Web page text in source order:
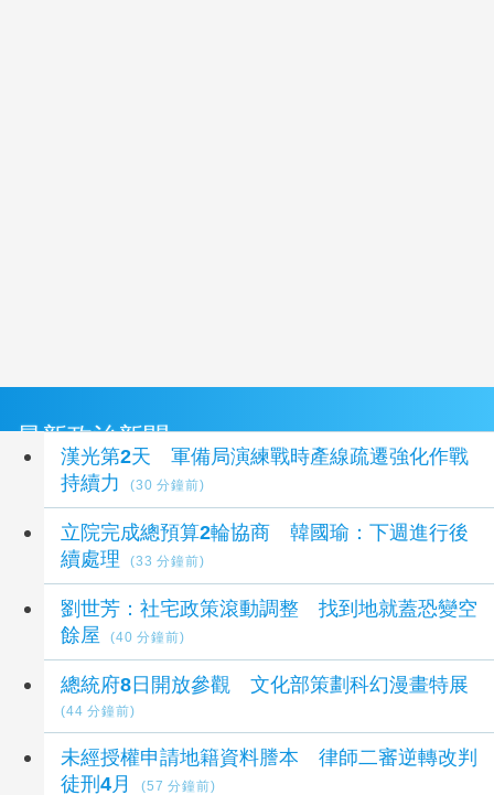
最新政治新聞
漢光第2天 軍備局演練戰時產線疏遷強化作戰
持續力
(30 分鐘前)
立院完成總預算2輪協商 韓國瑜：下週進行後
續處理
(33 分鐘前)
劉世芳：社宅政策滾動調整 找到地就蓋恐變空
餘屋
(40 分鐘前)
總統府8日開放參觀 文化部策劃科幻漫畫特展
(44 分鐘前)
未經授權申請地籍資料謄本 律師二審逆轉改判
徒刑4月
(57 分鐘前)